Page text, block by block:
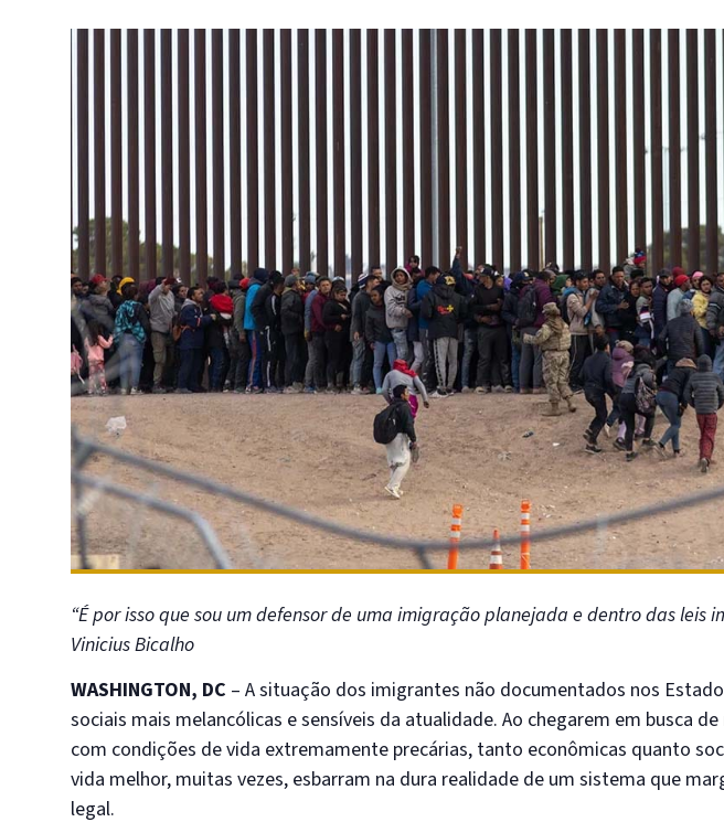
“É por isso que sou um defensor de uma imigração planejada e dentro das leis
Vinicius Bicalho
WASHINGTON, DC – A situação dos imigrantes não documentados nos
sociais mais melancólicas e sensíveis da atualidade. Ao chegarem em busca
com condições de vida extremamente precárias, tanto econômicas quanto
vida melhor, muitas vezes, esbarram na dura realidade de um sistema que
legal.